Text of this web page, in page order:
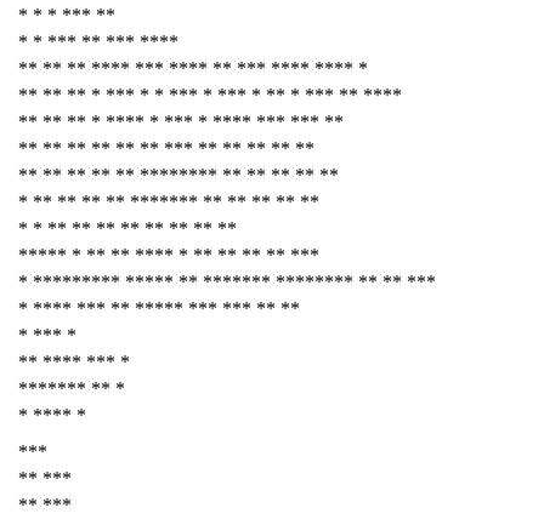
* * * *** **
* * *** ** *** ****
** ** ** **** *** **** ** *** **** **** *
** ** ** * *** * * *** * *** * ** * *** ** ****
** ** ** * **** * *** * **** *** *** **
** ** ** ** ** ** *** ** ** ** ** **
** ** ** ** ** ******** ** ** ** ** **
* ** ** ** ** ******* ** ** ** ** **
* * ** ** ** ** ** ** ** **
***** * ** ** **** * ** ** ** ** ***
* ********* ***** ** ******* ******** ** ** ***
* **** *** ** ***** *** *** ** **
* *** *
** **** *** *
******* ** *
* **** *
***
** ***
** ***